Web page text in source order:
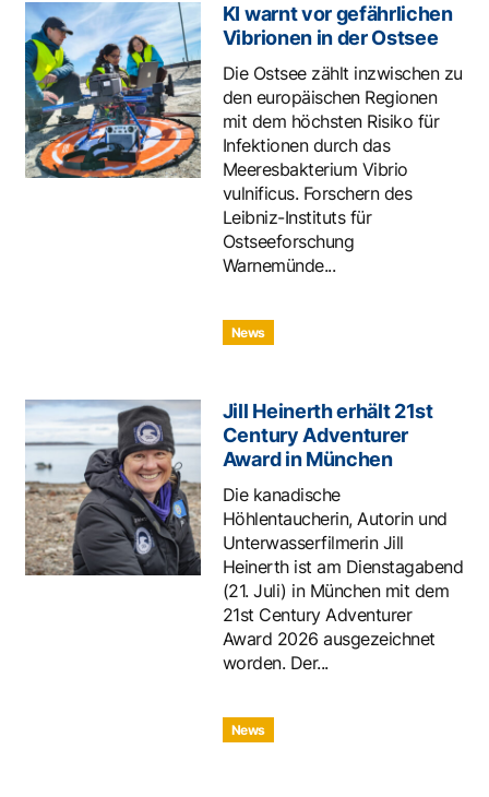
KI warnt vor gefährlichen
Vibrionen in der Ostsee
Die Ostsee zählt inzwischen zu
den europäischen Regionen
mit dem höchsten Risiko für
Infektionen durch das
Meeresbakterium Vibrio
vulnificus. Forschern des
Leibniz-Instituts für
Ostseeforschung
Warnemünde...
News
Jill Heinerth erhält 21st
Century Adventurer
Award in München
Die kanadische
Höhlentaucherin, Autorin und
Unterwasserfilmerin Jill
Heinerth ist am Dienstagabend
(21. Juli) in München mit dem
21st Century Adventurer
Award 2026 ausgezeichnet
worden. Der...
News